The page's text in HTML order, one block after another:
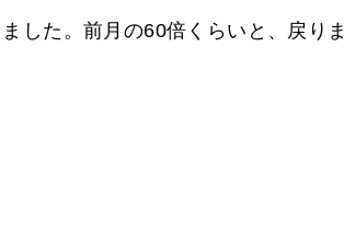
した。前月の60倍くらいと、戻りま